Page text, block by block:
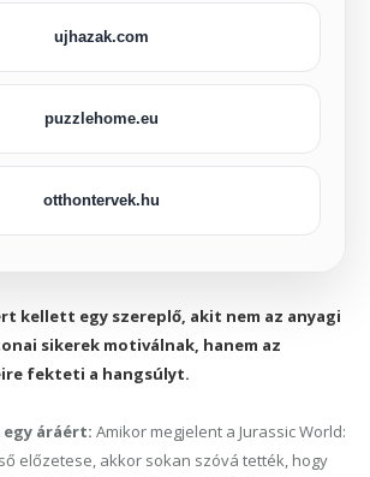
ujhazak.com
puzzlehome.eu
otthontervek.hu
kellett egy szereplő, akit nem az anyagi
sikerek motiválnak, hanem az
fekteti a hangsúlyt.
áráért: Amikor megjelent a Jurassic World:
előzetese, akkor sokan szóvá tették, hogy